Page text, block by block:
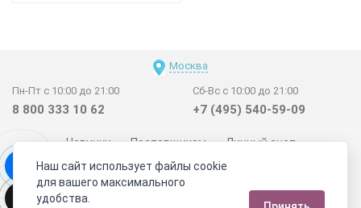
Москва
Пн-Пт с 10:00 до 21:00
8 800 333 10 62
Сб-Вс с 10:00 до 21:00
+7 (495) 540-59-09
Новинки Поставщикам
Личный счет
Договор-оферта
О нас
Наши магазины
Отзывы покупателей
Сертификаты
Статьи
Наш сайт использует файлы cookie
для вашего максимального
удобства.